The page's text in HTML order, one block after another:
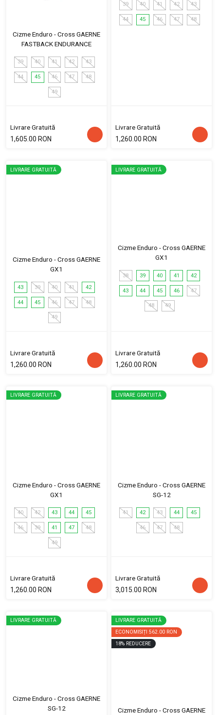
Cizme Enduro - Cross GAERNE
FASTBACK ENDURANCE
39 40 41 42 43
44 45 46 47 48
49
Livrare Gratuită
1,605.00 RON
39 40 41 42 43
44 45 46 47 48
Livrare Gratuită
1,260.00 RON
LIVRARE GRATUITĂ
Cizme Enduro - Cross GAERNE
GX1
43 39 40 41 42
44 45 46 47 48
49
Livrare Gratuită
1,260.00 RON
LIVRARE GRATUITĂ
Cizme Enduro - Cross GAERNE
GX1
38 39 40 41 42
43 44 45 46 47
48 49
Livrare Gratuită
1,260.00 RON
LIVRARE GRATUITĂ
Cizme Enduro - Cross GAERNE
GX1
40 42 43 44 45
46 39 41 47 48
49
Livrare Gratuită
1,260.00 RON
LIVRARE GRATUITĂ
Cizme Enduro - Cross GAERNE
SG-12
41 42 43 44 45
46 47 48
Livrare Gratuită
3,015.00 RON
LIVRARE GRATUITĂ
Cizme Enduro - Cross GAERNE
SG-12
LIVRARE GRATUITĂ
ECONOMISIȚI 562.00 RON
18% REDUCERE
Cizme Enduro - Cross GAERNE